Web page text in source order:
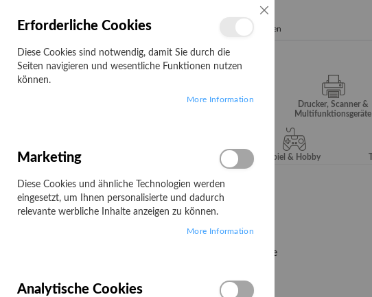
Campus
Drucker, Scanner &
Multifunktionsgeräte
Server & Storage Spiel & Hobby
Startseite Campus ThinkPad L14 AMD G7
L14 AMD G7
Elemente
PREIS
Erforderliche Cookies
Diese Cookies sind notwendig, damit Sie durch die
Seiten navigieren und wesentliche Funktionen nutzen
können.
More Information
Marketing
Diese Cookies und ähnliche Technologien werden
eingesetzt, um Ihnen personalisierte und dadurch
relevante werbliche Inhalte anzeigen zu können.
More Information
Analytische Cookies